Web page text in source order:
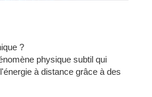
?
physique subtil qui
à distance grâce à des